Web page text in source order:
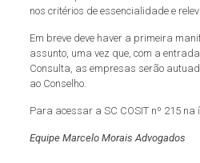
nos critérios de essencialidade e
Em breve deve haver a primeira
assunto, uma vez que, com a
Consulta, as empresas serão
ao Conselho.
Para acessar a SC COSIT nº 215 na
Equipe Marcelo Morais Advogados